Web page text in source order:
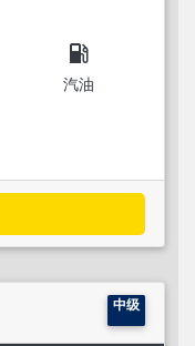
local_gas_station
汽油
中级